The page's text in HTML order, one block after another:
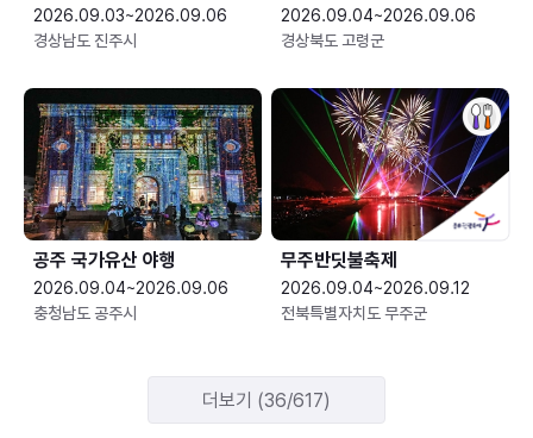
2026.09.03~2026.09.06
경상남도 진주시
2026.09.04~2026.09.06
경상북도 고령군
공주 국가유산 야행
2026.09.04~2026.09.06
충청남도 공주시
무주반딧불축제
2026.09.04~2026.09.12
전북특별자치도 무주군
더보기 (36/617)